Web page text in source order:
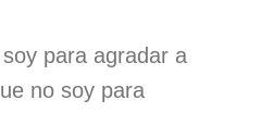
para agradar a
no soy para